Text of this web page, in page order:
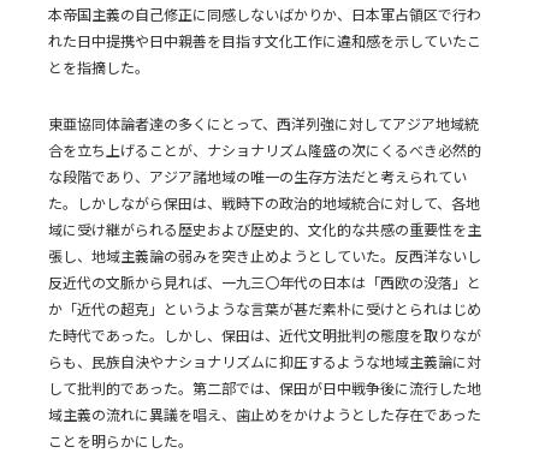
本帝国主義の自己修正に同感しないばかりか、日本軍占領区で行わ
れた日中提携や日中親善を目指す文化工作に違和感を示していたこ
とを指摘した。
東亜協同体論者達の多くにとって、西洋列強に対してアジア地域統
合を立ち上げることが、ナショナリズム隆盛の次にくるべき必然的
な段階であり、アジア諸地域の唯一の生存方法だと考えられてい
た。しかしながら保田は、戦時下の政治的地域統合に対して、各地
域に受け継がられる歴史および歴史的、文化的な共感の重要性を主
張し、地域主義論の弱みを突き止めようとしていた。反西洋ないし
反近代の文脈から見れば、一九三〇年代の日本は「西欧の没落」と
か「近代の超克」というような言葉が甚だ素朴に受けとられはじめ
た時代であった。しかし、保田は、近代文明批判の態度を取りなが
らも、民族自決やナショナリズムに抑圧するような地域主義論に対
して批判的であった。第二部では、保田が日中戦争後に流行した地
域主義の流れに異議を唱え、歯止めをかけようとした存在であった
ことを明らかにした。